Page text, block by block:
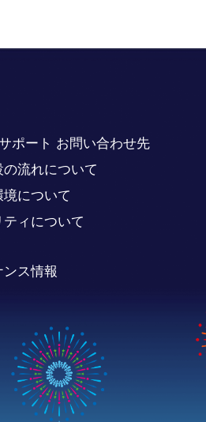
ポート お問い合わせ先
の流れについて
境について
ティについて
ンス情報